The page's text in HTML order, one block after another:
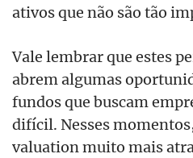
ativos que não são tão
Vale lembrar que estes
abrem algumas
fundos que buscam
difícil. Nesses
valuation muito mais